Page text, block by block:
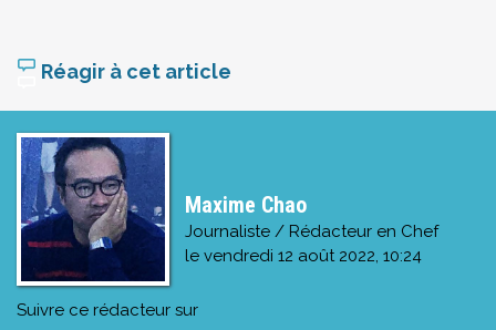
Réagir à cet article
Maxime Chao
Journaliste / Rédacteur en Chef
le vendredi 12 août 2022, 10:24
Suivre ce rédacteur sur